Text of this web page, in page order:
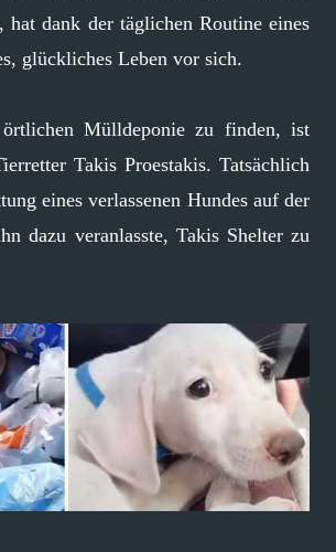
hat dank der täglichen Routine eines
glückliches Leben vor sich.
Mülldeponie zu finden, ist
Takis Proestakis. Tatsächlich
eines verlassenen Hundes auf der
dazu veranlasste, Takis Shelter zu